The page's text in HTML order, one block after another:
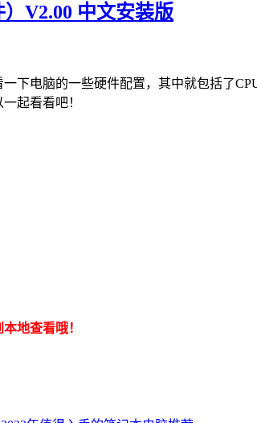
V2.00 中文安装版
电脑的一些硬件配置，其中就包括了
起看看吧！
地查看哦！